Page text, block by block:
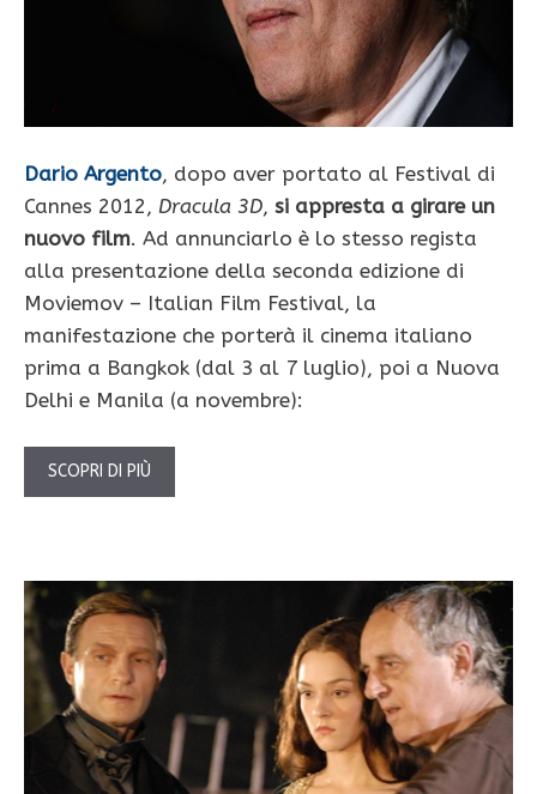
Dario Argento, dopo aver portato al Festival di
Cannes 2012, Dracula 3D, si appresta a girare un
nuovo film. Ad annunciarlo è lo stesso regista
alla presentazione della seconda edizione di
Moviemov – Italian Film Festival, la
manifestazione che porterà il cinema italiano
prima a Bangkok (dal 3 al 7 luglio), poi a Nuova
Delhi e Manila (a novembre):
SCOPRI DI PIÙ